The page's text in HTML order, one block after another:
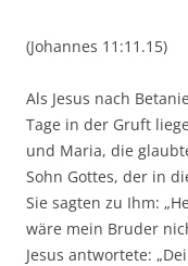
(Johannes 11:11.15)
Als Jesus nach
Tage in der Gruft
und Maria, die
Sohn Gottes, der in
Sie sagten zu Ihm:
wäre mein Bruder
Jesus antwortete: